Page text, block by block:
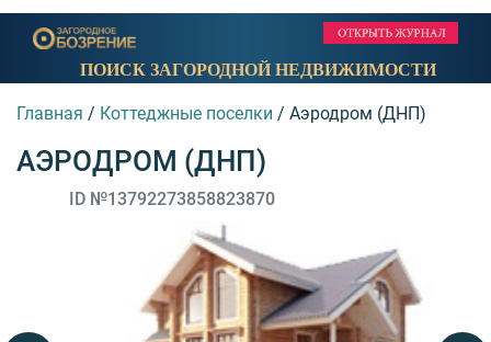
ПОИСК ЗАГОРОДНОЙ НЕДВИЖИМОСТИ
Главная / Коттеджные поселки / Аэродром (ДНП)
АЭРОДРОМ (ДНП)
ID №13792273858823870